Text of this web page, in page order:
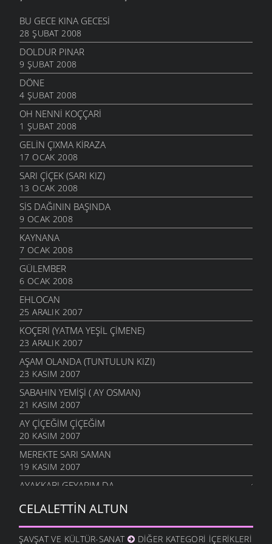
BU GECE KINA GECESI
28 ŞUBAT 2008
DOLDUR PINAR
9 ŞUBAT 2008
DÖNE
4 ŞUBAT 2008
OH NENNI KOÇÇARI
1 ŞUBAT 2008
GELIN ÇIXMA KIRAZA
17 OCAK 2008
SARI ÇIÇEK (SARI KIZ)
13 OCAK 2008
SIS DAĞININ BAŞINDA
9 OCAK 2008
KAYNANA
7 OCAK 2008
GÜLEMBER
6 OCAK 2008
EHLOCAN
25 ARALIK 2007
KOÇERI (YATMA YEŞIL ÇIMENE)
23 ARALIK 2007
AŞAM OLANDA (TUNTULUN KIZI)
23 KASIM 2007
SABAHIN YEMIŞI ( AY OSMAN)
21 KASIM 2007
AY ÇIÇEĞIM ÇIÇEĞIM
20 KASIM 2007
MEREKTE SARI SAMAN
19 KASIM 2007
AYAKKABI GEYARIM DA
AYAĞINDA İKI ÇORAP
11 KASIM 2007
CELALETTIN ALTUN
ŞAVŞAT VE KÜLTÜR-SANAT DIĞER KATEGORI İÇERIKLERI